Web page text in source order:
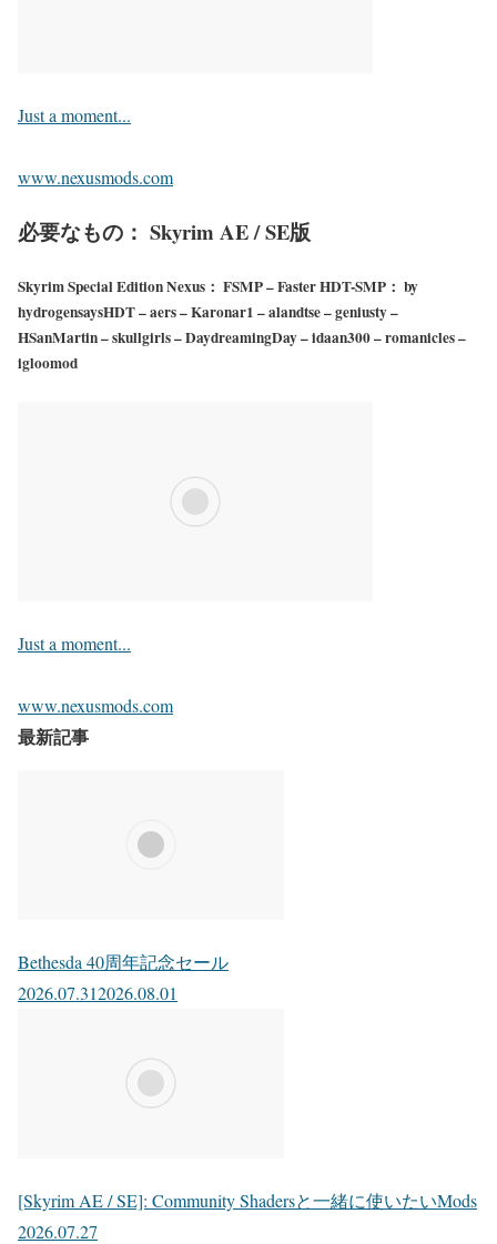
Just a moment...
www.nexusmods.com
必要なもの： Skyrim AE / SE版
Skyrim Special Edition Nexus： FSMP – Faster HDT-SMP： by
hydrogensaysHDT – aers – Karonar1 – alandtse – geniusty –
HSanMartin – skullgirls – DaydreamingDay – idaan300 – romanicles –
igloomod
Just a moment...
www.nexusmods.com
最新記事
Bethesda 40周年記念セール
2026.07.312026.08.01
[Skyrim AE / SE]: Community Shadersと一緒に使いたいMods
2026.07.27